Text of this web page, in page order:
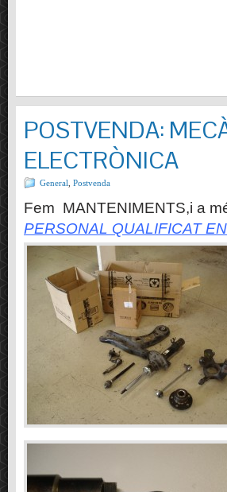
POSTVENDA:
ELECTRÒNICA
General Postvenda
Fem MANTENIMENTS,i a
PERSONAL QUALIFICAT